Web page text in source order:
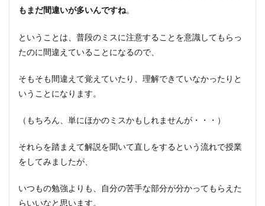
もまだ間違いが多いんですね。
ということは、普段のミスに注意することを意識してもらっ
たのに間違えていることになるので、
そもそも間違えて覚えていたり、理解できていなかったりと
いうことになります。
（もちろん、単にほかのミスかもしれませんが・・・）
それらを踏まえて解説を聞いて直しをするという流れで授業
をしてみましたが、
いつもの勉強よりも、自分の苦手な部分が分かってもらえた
らいいなと思います。